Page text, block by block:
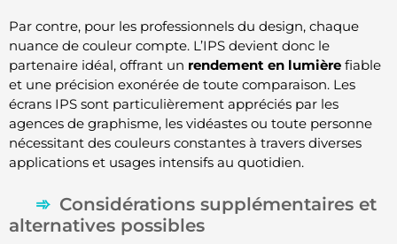
Par contre, pour les professionnels du design, chaque
nuance de couleur compte. L’IPS devient donc le
partenaire idéal, offrant un rendement en lumière fiable
et une précision exonérée de toute comparaison. Les
écrans IPS sont particulièrement appréciés par les
agences de graphisme, les vidéastes ou toute personne
nécessitant des couleurs constantes à travers diverses
applications et usages intensifs au quotidien.
Considérations supplémentaires et
alternatives possibles